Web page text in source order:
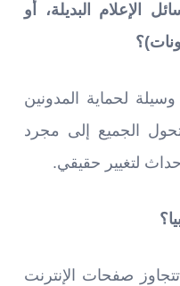
الإعلام البديلة، أو
لحماية المدونين
الجميع إلى مجرد
لتغيير حقيقي.
صفحات الإنترنت